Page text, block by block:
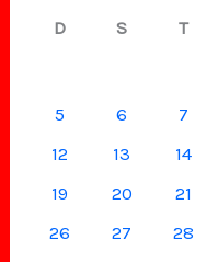
D S T
5
6 7
12
13 14
19
20 21
26
27 28